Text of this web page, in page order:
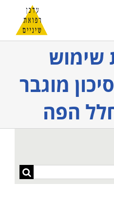
שימוש
מוגבר
הפה